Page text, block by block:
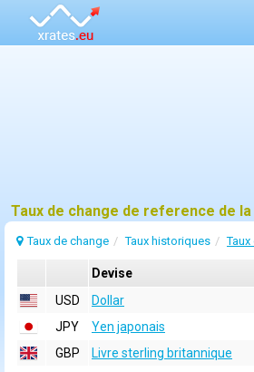
Taux de change Taux historiques
Devise
USD
Dollar
JPY
Yen japonais
GBP
Livre sterling britannique